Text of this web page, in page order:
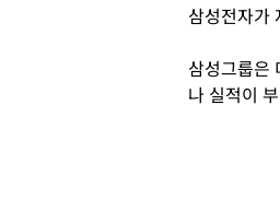
삼성전자가
삼성그룹은
나 실적이